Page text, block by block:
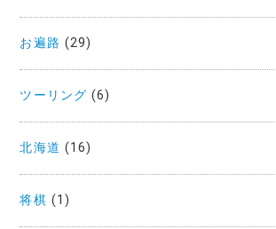
お遍路 (29)
ツーリング (6)
北海道 (16)
将棋 (1)